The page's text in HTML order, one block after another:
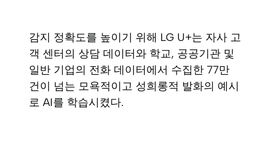
감지 정확도를 높이기 위해 LG U+는 자사 고
객 센터의 상담 데이터와 학교, 공공기관 및
일반 기업의 전화 데이터에서 수집한 77만
건이 넘는 모욕적이고 성희롱적 발화의 예시
로 AI를 학습시켰다.